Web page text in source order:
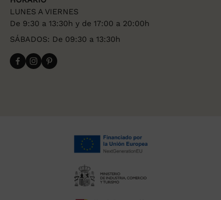
LUNES A VIERNES
De 9:30 a 13:30h y de 17:00 a 20:00h
SÁBADOS: De 09:30 a 13:30h